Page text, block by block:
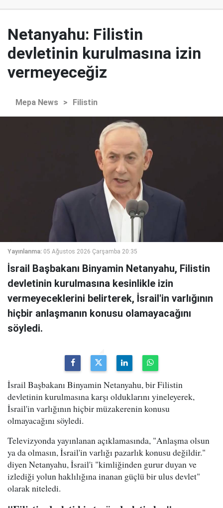
Netanyahu: Filistin
devletinin kurulmasına izin
vermeyeceğiz
Mepa News > Filistin
Yayınlanma: 05 Ağustos 2026 Çarşamba 20:35
İsrail Başbakanı Binyamin Netanyahu, Filistin
devletinin kurulmasına kesinlikle izin
vermeyeceklerini belirterek, İsrail'in varlığının
hiçbir anlaşmanın konusu olamayacağını
söyledi.
İsrail Başbakanı Binyamin Netanyahu, bir Filistin
devletinin kurulmasına karşı olduklarını yineleyerek,
İsrail'in varlığının hiçbir müzakerenin konusu
olmayacağını söyledi.
Televizyonda yayınlanan açıklamasında, "Anlaşma olsun
ya da olmasın, İsrail'in varlığı pazarlık konusu değildir."
diyen Netanyahu, İsrail'i "kimliğinden gurur duyan ve
izlediği yolun haklılığına inanan güçlü bir ulus devlet"
olarak niteledi.